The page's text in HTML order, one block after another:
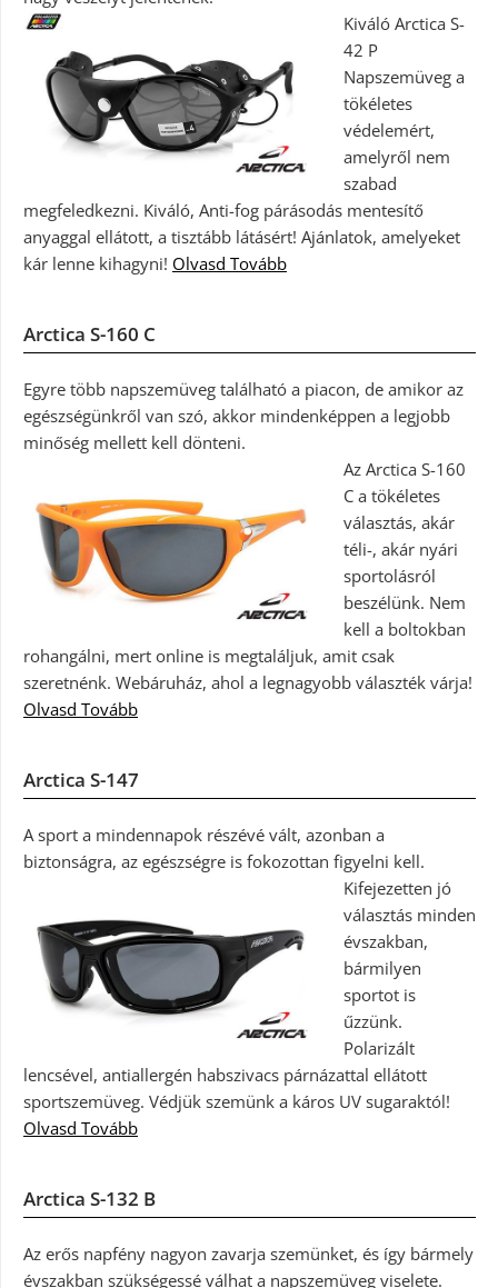
Kiváló Arctica S-
42 P
Napszemüveg a
tökéletes
védelemért,
amelyről nem
szabad
megfeledkezni. Kiváló, Anti-fog párásodás mentesítő
anyaggal ellátott, a tisztább látásért! Ajánlatok, amelyeket
kár lenne kihagyni! Olvasd Tovább
Arctica S-160 C
Egyre több napszemüveg található a piacon, de amikor az
egészségünkről van szó, akkor mindenképpen a legjobb
minőség mellett kell dönteni.
Az Arctica S-160
C a tökéletes
választás, akár
téli-, akár nyári
sportolásról
beszélünk. Nem
kell a boltokban
rohangálni, mert online is megtaláljuk, amit csak
szeretnénk. Webáruház, ahol a legnagyobb választék várja!
Olvasd Tovább
Arctica S-147
A sport a mindennapok részévé vált, azonban a
biztonságra, az egészségre is fokozottan figyelni kell.
Kifejezetten jó
választás minden
évszakban,
bármilyen
sportot is
űzzünk.
Polarizált
lencsével, antiallergén habszivacs párnázattal ellátott
sportszemüveg. Védjük szemünk a káros UV sugaraktól!
Olvasd Tovább
Arctica S-132 B
Az erős napfény nagyon zavarja szemünket, és így bármely
évszakban szükségessé válhat a napszemüveg viselete.